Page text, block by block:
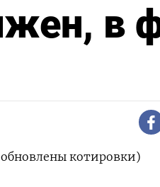
в
котировки)